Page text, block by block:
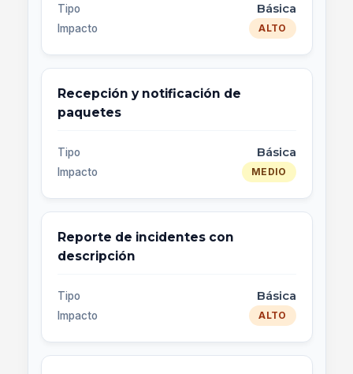
Tipo Básica
Impacto ALTO
Recepción y notificación de
paquetes
Tipo Básica
Impacto MEDIO
Reporte de incidentes con
descripción
Tipo Básica
Impacto ALTO